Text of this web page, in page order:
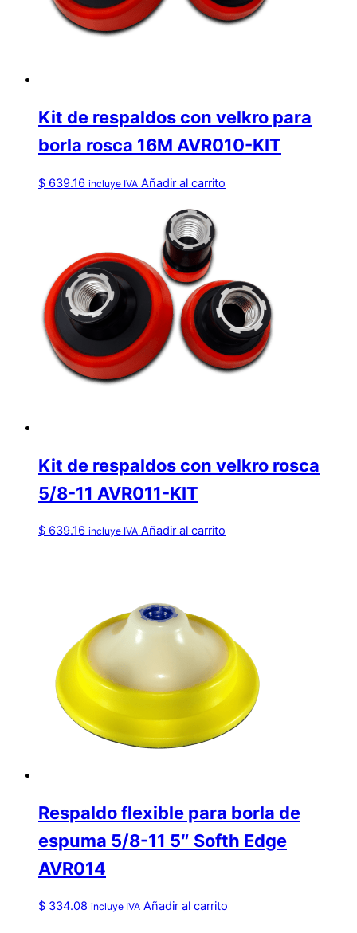
Kit de respaldos con velkro para
borla rosca 16M AVR010-KIT
$ 639.16 incluye IVA Añadir al carrito
Kit de respaldos con velkro rosca
5/8-11 AVR011-KIT
$ 639.16 incluye IVA Añadir al carrito
Respaldo flexible para borla de
espuma 5/8-11 5″ Softh Edge
AVR014
$ 334.08 incluye IVA Añadir al carrito